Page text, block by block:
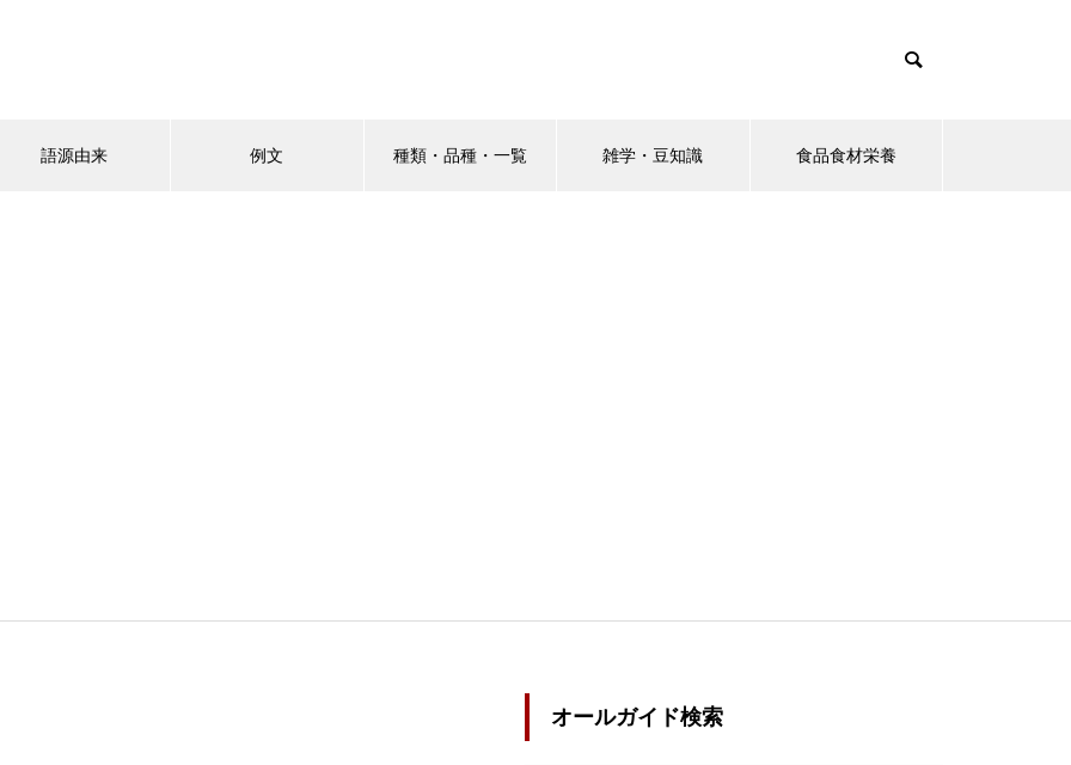
語源由来 例文 種類・品種・一覧 雑学・豆知識 食品食材栄養
オールガイド検索